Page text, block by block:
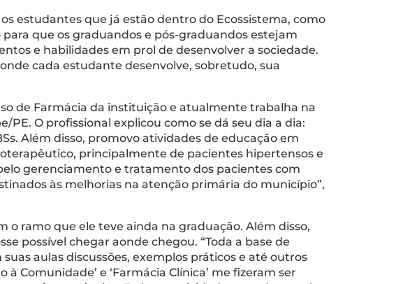
estudantes que já estão dentro do Ecossistema, como
que os graduandos e pós-graduandos estejam
e habilidades em prol de desenvolver a sociedade.
cada estudante desenvolve, sobretudo, sua
de Farmácia da instituição e atualmente trabalha na
O profissional explicou como se dá seu dia a dia:
Além disso, promovo atividades de educação em
principalmente de pacientes hipertensos e
gerenciamento e tratamento dos pacientes com
às melhorias na atenção primária do município”,
ramo que ele teve ainda na graduação. Além disso,
possível chegar aonde chegou. “Toda a base de
aulas discussões, exemplos práticos e até outros
Comunidade’ e ‘Farmácia Clínica’ me fizeram ser